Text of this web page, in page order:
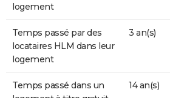
logement
Temps passé par des
locataires HLM dans leur
logement
3 an(s)
Temps passé dans un
14 an(s)